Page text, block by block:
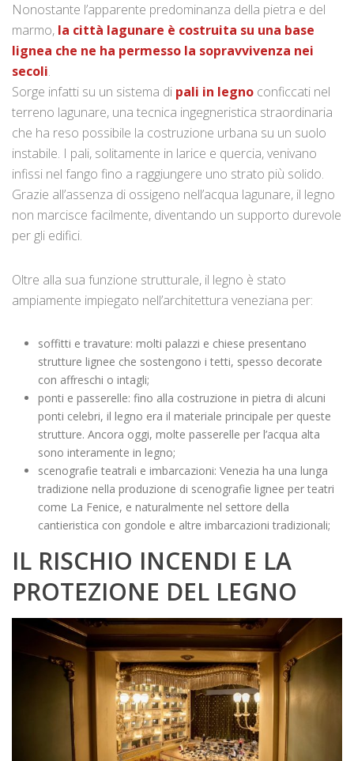
Nonostante l’apparente predominanza della pietra e del
marmo, la città lagunare è costruita su una base
lignea che ne ha permesso la sopravvivenza nei
secoli.
Sorge infatti su un sistema di pali in legno conficcati nel
terreno lagunare, una tecnica ingegneristica straordinaria
che ha reso possibile la costruzione urbana su un suolo
instabile. I pali, solitamente in larice e quercia, venivano
infissi nel fango fino a raggiungere uno strato più solido.
Grazie all’assenza di ossigeno nell’acqua lagunare, il legno
non marcisce facilmente, diventando un supporto durevole
per gli edifici.
Oltre alla sua funzione strutturale, il legno è stato
ampiamente impiegato nell’architettura veneziana per:
soffitti e travature: molti palazzi e chiese presentano
strutture lignee che sostengono i tetti, spesso decorate
con affreschi o intagli;
ponti e passerelle: fino alla costruzione in pietra di alcuni
ponti celebri, il legno era il materiale principale per queste
strutture. Ancora oggi, molte passerelle per l’acqua alta
sono interamente in legno;
scenografie teatrali e imbarcazioni: Venezia ha una lunga
tradizione nella produzione di scenografie lignee per teatri
come La Fenice, e naturalmente nel settore della
cantieristica con gondole e altre imbarcazioni tradizionali;
IL RISCHIO INCENDI E LA
PROTEZIONE DEL LEGNO